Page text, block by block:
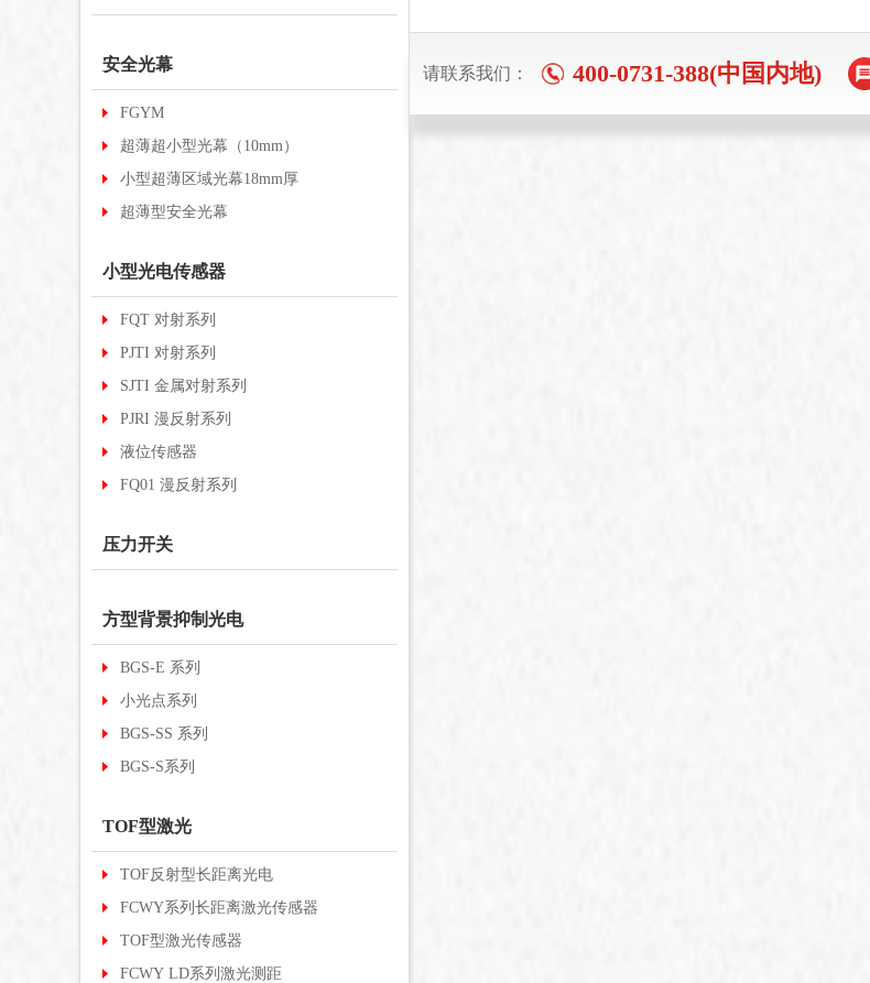
安全光幕
FGYM
超薄超小型光幕（10mm）
小型超薄区域光幕18mm厚
超薄型安全光幕
小型光电传感器
FQT 对射系列
PJTI 对射系列
SJTI 金属对射系列
PJRI 漫反射系列
液位传感器
FQ01 漫反射系列
压力开关
方型背景抑制光电
BGS-E 系列
小光点系列
BGS-SS 系列
BGS-S系列
TOF型激光
TOF反射型长距离光电
FCWY系列长距离激光传感器
TOF型激光传感器
FCWY LD系列激光测距
请联系我们： 400-0731-388(中国内地)